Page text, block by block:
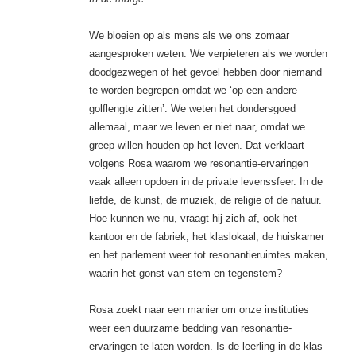
We bloeien op als mens als we ons zomaar
aangesproken weten. We verpieteren als we worden
doodgezwegen of het gevoel hebben door niemand
te worden begrepen omdat we ‘op een andere
golflengte zitten’. We weten het dondersgoed
allemaal, maar we leven er niet naar, omdat we
greep willen houden op het leven. Dat verklaart
volgens Rosa waarom we resonantie-ervaringen
vaak alleen opdoen in de private levenssfeer. In de
liefde, de kunst, de muziek, de religie of de natuur.
Hoe kunnen we nu, vraagt hij zich af, ook het
kantoor en de fabriek, het klaslokaal, de huiskamer
en het parlement weer tot resonantieruimtes maken,
waarin het gonst van stem en tegenstem?
Rosa zoekt naar een manier om onze instituties
weer een duurzame bedding van resonantie-
ervaringen te laten worden. Is de leerling in de klas